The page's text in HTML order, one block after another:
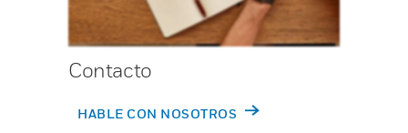
Contacto
HABLE CON NOSOTROS